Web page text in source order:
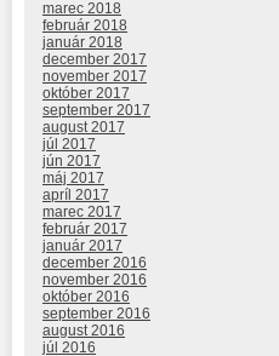
marec 2018
február 2018
január 2018
december 2017
november 2017
október 2017
september 2017
august 2017
júl 2017
jún 2017
máj 2017
apríl 2017
marec 2017
február 2017
január 2017
december 2016
november 2016
október 2016
september 2016
august 2016
júl 2016